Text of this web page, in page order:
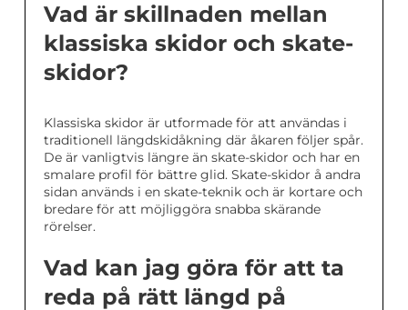
Vad är skillnaden mellan
klassiska skidor och skate-
skidor?
Klassiska skidor är utformade för att användas i
traditionell längdskidåkning där åkaren följer spår.
De är vanligtvis längre än skate-skidor och har en
smalare profil för bättre glid. Skate-skidor å andra
sidan används i en skate-teknik och är kortare och
bredare för att möjliggöra snabba skärande
rörelser.
Vad kan jag göra för att ta
reda på rätt längd på